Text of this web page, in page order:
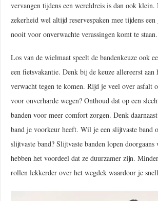
vervangen tijdens een wereldreis is dan ook klein.
zekerheid wel altijd reservespaken mee tijdens
nooit voor onverwachte verassingen komt te staan.
Los van de wielmaat speelt de bandenkeuze ook
een fietsvakantie. Denk bij de keuze allereerst aan
verwacht tegen te komen. Rijd je veel over asfalt
voor onverharde wegen? Onthoud dat op een
banden voor meer comfort zorgen. Denk
band je voorkeur heeft. Wil je een slijtvaste band
slijtvaste band? Slijtvaste banden lopen doorgaans
hebben het voordeel dat ze duurzamer zijn.
rollen lekkerder over het wegdek waardoor je